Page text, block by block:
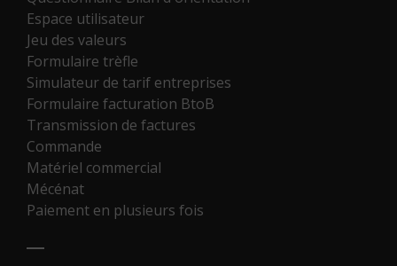
Espace utilisateur
Jeu des valeurs
Formulaire trèfle
Simulateur de tarif entreprises
Formulaire facturation BtoB
Transmission de factures
Commande
Matériel commercial
Mécénat
Paiement en plusieurs fois